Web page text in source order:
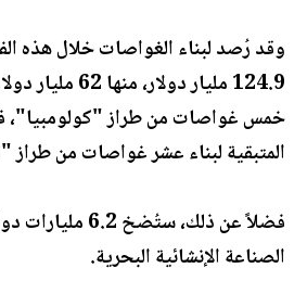
وقد رُصد لبناء الغواصات خلال هذه
124.9 مليار
خمس غواصات من طراز "كولومبيا"،
المتبقية لبناء عشر غواصات من طراز
فضلاً عن ذلك، ستُضخ
الصناعة الإنشائية البحرية.